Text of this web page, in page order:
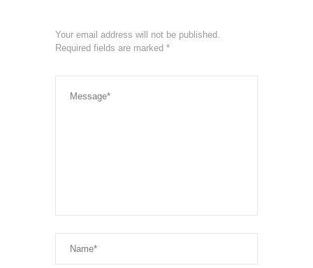
Your email address will not be published.
Required fields are marked *